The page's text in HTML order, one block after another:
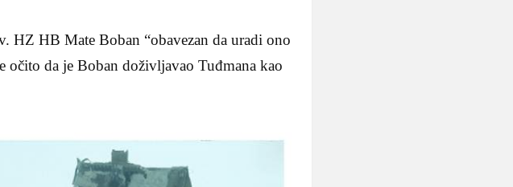
HZ HB Mate Boban “obavezan da uradi ono
očito da je Boban doživljavao Tuđmana kao